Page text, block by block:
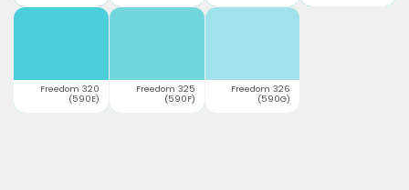
Freedom 320
(590E)
Freedom 325
(590F)
Freedom 326
(590G)